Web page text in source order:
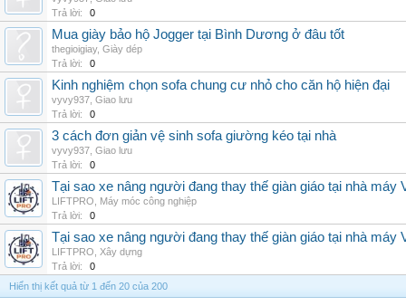
Trả lời:
0
Mua giày bảo hộ Jogger tại Bình Dương ở đâu tốt
thegioigiay, Giày dép
Trả lời:
0
Kinh nghiệm chọn sofa chung cư nhỏ cho căn hộ hiện đại
vyvy937 Giao lưu
Trả lời:
0
3 cách đơn giản vệ sinh sofa giường kéo tại nhà
vyvy937 Giao lưu
Trả lời:
0
Tại sao xe nâng người đang thay thế giàn giáo tại nhà máy
LIFTPRO
Máy móc công nghiệp
Trả lời:
0
Tại sao xe nâng người đang thay thế giàn giáo tại nhà máy
LIFTPRO
Xây dựng
Trả lời:
0
Hiển thị kết quả từ 1 đến 20 của 200